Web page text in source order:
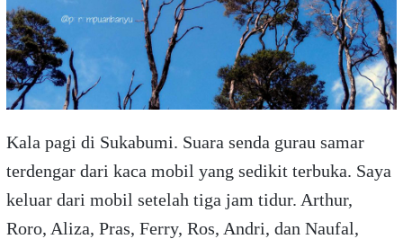
Kala pagi di Sukabumi. Suara senda gurau samar
terdengar dari kaca mobil yang sedikit terbuka. Saya
keluar dari mobil setelah tiga jam tidur. Arthur,
Roro, Aliza, Pras, Ferry, Ros, Andri, dan Naufal,